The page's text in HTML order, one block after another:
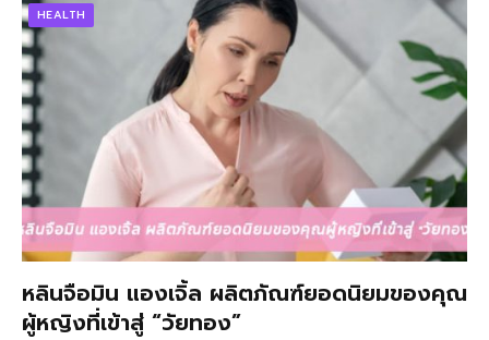
HEALTH
หลินจือมิน แองเจิ้ล ผลิตภัณฑ์ยอดนิยมของคุณ
ผู้หญิงที่เข้าสู่ “วัยทอง”